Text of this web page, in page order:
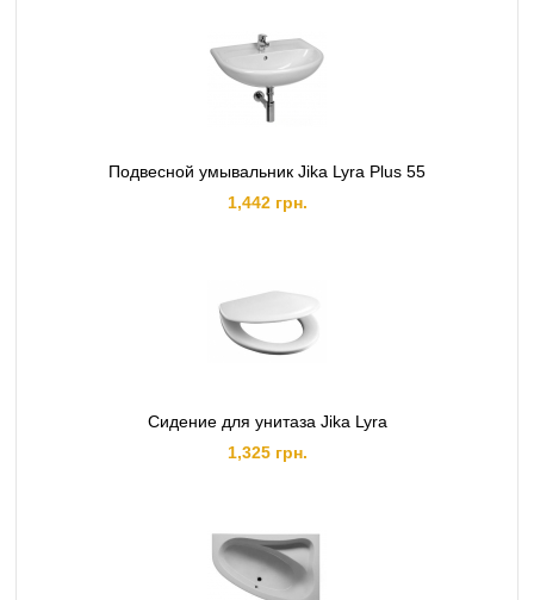
Подвесной умывальник Jika Lyra Plus 55
1,442 грн.
Сидение для унитаза Jika Lyra
1,325 грн.